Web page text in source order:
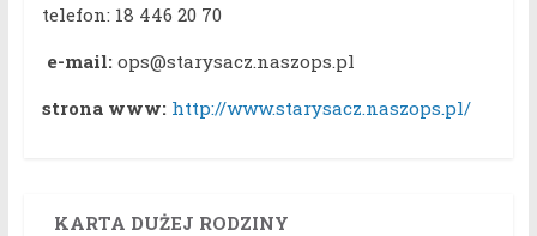
telefon: 18 446 20 70
e-mail:ops@starysacz.naszops.pl
strona www:http://www.starysacz.naszops.pl/
KARTA DUŻEJ RODZINY